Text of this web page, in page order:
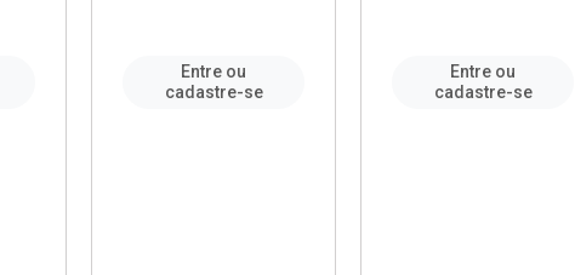
Entre ou
cadastre-se
Entre ou
cadastre-se